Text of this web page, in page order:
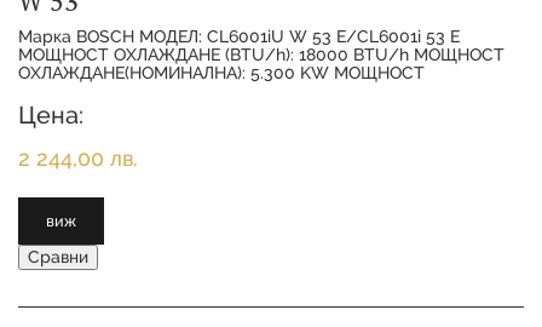
Марка BOSCH МОДЕЛ: CL6001iU W 53 E/CL6001i 53 E
МОЩНОСТ ОХЛАЖДАНЕ (BTU/h): 18000 BTU/h МОЩНОСТ
ОХЛАЖДАНЕ(НОМИНАЛНА): 5.300 KW МОЩНОСТ
Цена:
2 244,00 лв.
виж
Сравни